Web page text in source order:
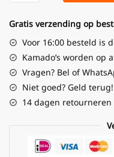
Gratis verzending op
Voor 16:00 besteld is
Kamado’s worden op
Vragen? Bel of
Niet goed? Geld terug!
14 dagen retourneren